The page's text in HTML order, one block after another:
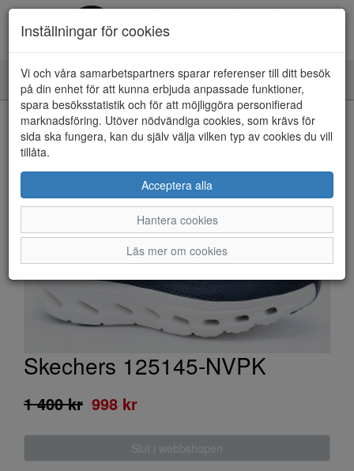
Toggle
navigation
HEM
Skechers 125145-NVPK
1 400 kr 998 kr
Slut i webbshopen
Inställningar för cookies
Vi och våra samarbetspartners sparar referenser till ditt besök
på din enhet för att kunna erbjuda anpassade funktioner,
spara besöksstatistik och för att möjliggöra personifierad
marknadsföring. Utöver nödvändiga cookies, som krävs för
sida ska fungera, kan du själv välja vilken typ av cookies du vill
tillåta.
Acceptera alla
Hantera cookies
Läs mer om cookies